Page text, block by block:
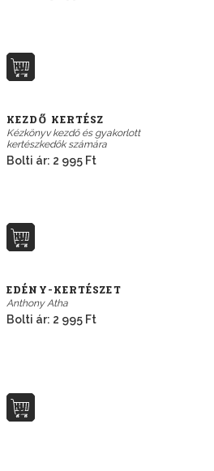
KEZDŐ KERTÉSZ
Kézkönyv kezdő és gyakorlott
kertészkedők számára
Bolti ár: 2 995 Ft
EDÉNY-KERTÉSZET
Anthony Atha
Bolti ár: 2 995 Ft